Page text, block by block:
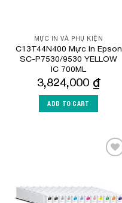
MỰC IN VÀ PHỤ KIỆN
C13T44N400 Mực In Epson
SC-P7530/9530 YELLOW
IC 700ML
3,824,000 ₫
ADD TO CART